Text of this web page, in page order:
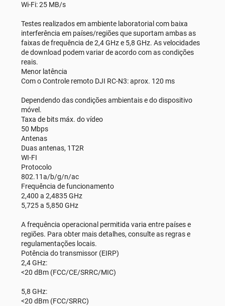
Wi-Fi: 25 MB/s
Testes realizados em ambiente laboratorial com baixa
interferência em países/regiões que suportam ambas as
faixas de frequência de 2,4 GHz e 5,8 GHz. As velocidades
de download podem variar de acordo com as condições
reais.
Menor latência
Com o Controle remoto DJI RC-N3: aprox. 120 ms
Dependendo das condições ambientais e do dispositivo
móvel.
Taxa de bits máx. do vídeo
50 Mbps
Antenas
Duas antenas, 1T2R
WI-FI
Protocolo
802.11a/b/g/n/ac
Frequência de funcionamento
2,400 a 2,4835 GHz
5,725 a 5,850 GHz
A frequência operacional permitida varia entre países e
regiões. Para obter mais detalhes, consulte as regras e
regulamentações locais.
Potência do transmissor (EIRP)
2,4 GHz:
<20 dBm (FCC/CE/SRRC/MIC)
5,8 GHz:
<20 dBm (FCC/SRRC)